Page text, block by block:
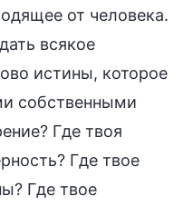
от человека.
всякое
истины, которое
собственными
Где твоя
Где твое
Где твое